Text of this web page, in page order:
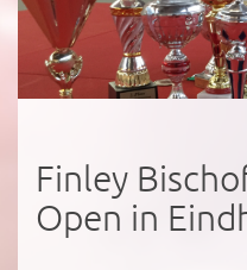
Finley
Open in